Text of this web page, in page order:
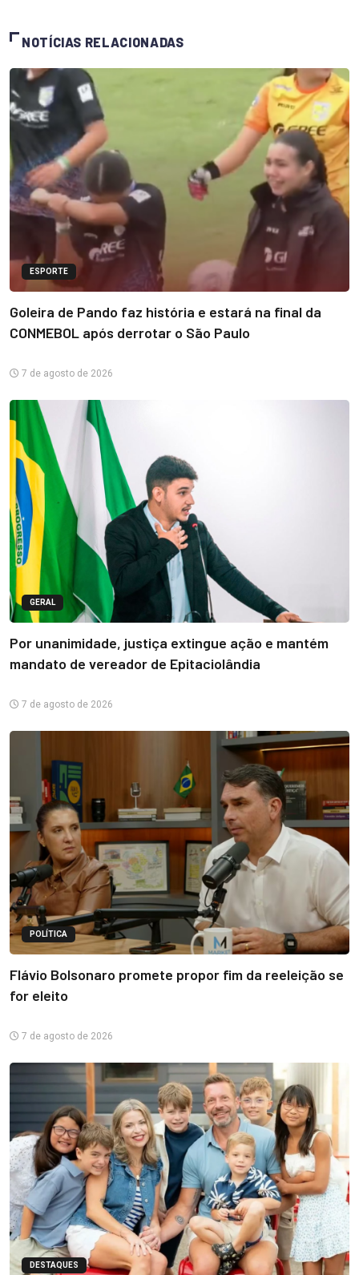
NOTÍCIAS RELACIONADAS
ESPORTE
Goleira de Pando faz história e estará na final da
CONMEBOL após derrotar o São Paulo
7 de agosto de 2026
GERAL
Por unanimidade, justiça extingue ação e mantém
mandato de vereador de Epitaciolândia
7 de agosto de 2026
POLÍTICA
Flávio Bolsonaro promete propor fim da reeleição se
for eleito
7 de agosto de 2026
DESTAQUES